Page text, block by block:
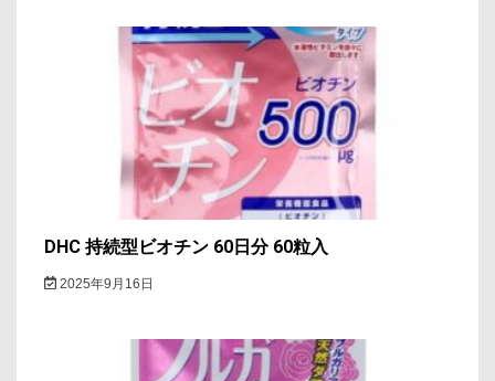
DHC 持続型ビオチン 60日分 60粒入
2025年9月16日